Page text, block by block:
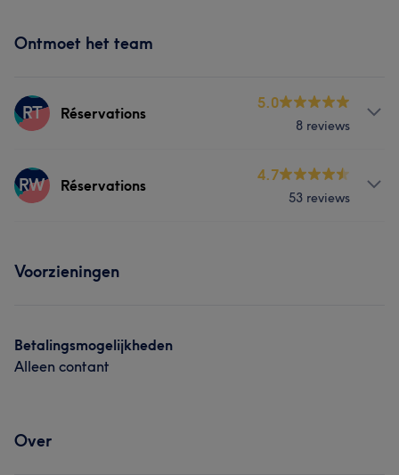
Ontmoet het team
RT Réservations
5.0
8 reviews
Behandelingen
RW Réservations
4.7
53 reviews
Massage
Voorzieningen
Betalingsmogelijkheden
Alleen contant
Over